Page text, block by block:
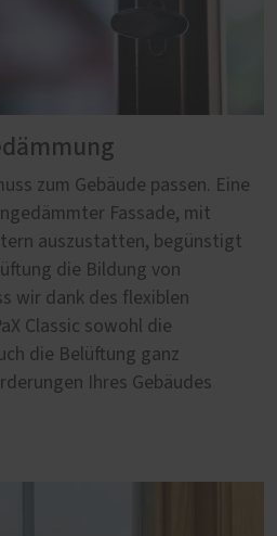
zum Gebäude passen. Eine
Fassade, mit
auszustatten, begünstigt
die Bildung von
wir dank des flexiblen
Classic sowohl die
die Belüftung ganz
Ihres Gebäudes